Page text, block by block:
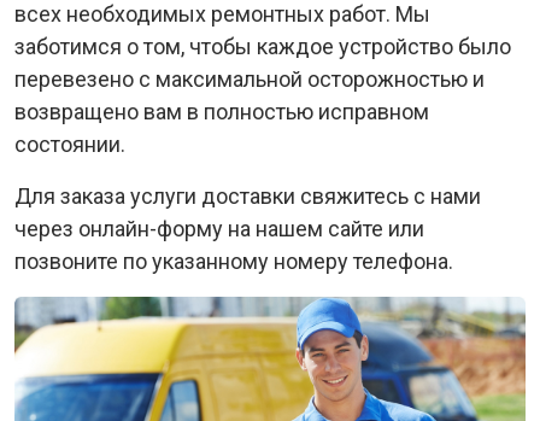
всех необходимых ремонтных работ. Мы
заботимся о том, чтобы каждое устройство было
перевезено с максимальной осторожностью и
возвращено вам в полностью исправном
состоянии.
Для заказа услуги доставки свяжитесь с нами
через онлайн-форму на нашем сайте или
позвоните по указанному номеру телефона.